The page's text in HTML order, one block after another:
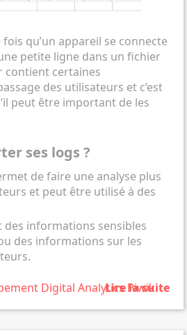
Digital Analytics Piwik.
qu’un appareil se connecte
petite ligne dans un fichier
contient certaines
des utilisateurs et c’est
peut être important de les
ses logs ?
de faire une analyse plus
et peut être utilisé à des
des informations sensibles
des informations sur les
Lire la suite